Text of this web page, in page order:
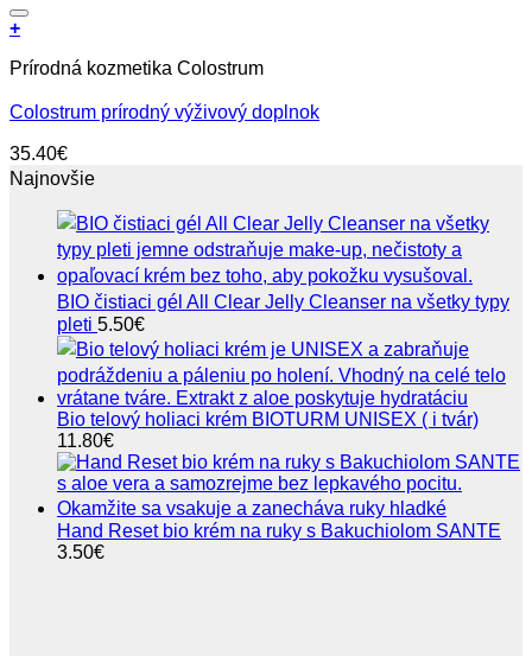
+
Prírodná kozmetika Colostrum
Colostrum prírodný výživový doplnok
35.40€
Najnovšie
BIO čistiaci gél All Clear Jelly Cleanser na všetky typy
pleti 5.50€
Bio telový holiaci krém BIOTURM UNISEX ( i tvár)
11.80€
Hand Reset bio krém na ruky s Bakuchiolom SANTE
3.50€